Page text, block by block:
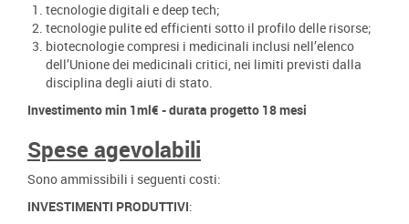
tecnologie digitali e deep tech;
tecnologie pulite ed efficienti sotto il profilo delle risorse;
biotecnologie compresi i medicinali inclusi nell’elenco
dell’Unione dei medicinali critici, nei limiti previsti dalla
disciplina degli aiuti di stato.
Investimento min 1ml€ - durata progetto 18 mesi
Spese agevolabili
Sono ammissibili i seguenti costi:
INVESTIMENTI PRODUTTIVI: